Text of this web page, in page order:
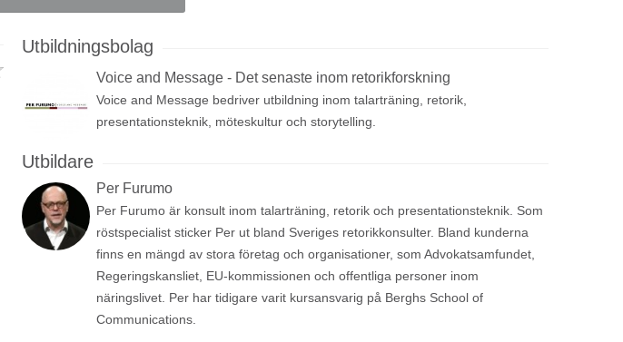
Utbildningsbolag
Voice and Message - Det senaste inom retorikforskning
Voice and Message bedriver utbildning inom talarträning, retorik,
presentationsteknik, möteskultur och storytelling.
Utbildare
Per Furumo
Per Furumo är konsult inom talarträning, retorik och presentationsteknik. Som
röstspecialist sticker Per ut bland Sveriges retorikkonsulter. Bland kunderna
finns en mängd av stora företag och organisationer, som Advokatsamfundet,
Regeringskansliet, EU-kommissionen och offentliga personer inom
näringslivet. Per har tidigare varit kursansvarig på Berghs School of
Communications.